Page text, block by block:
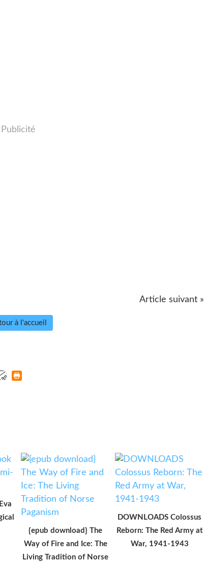
Publicité
Article suivant »
à l'accueil
{epub download} The
Way of Fire and Ice: The
Living Tradition of Norse
DOWNLOADS Colossus
Reborn: The Red Army at
War, 1941-1943